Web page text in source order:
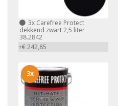
3x Carefree Protect
dekkend zwart 2,5 liter
38.2842
+€ 242,85
3x